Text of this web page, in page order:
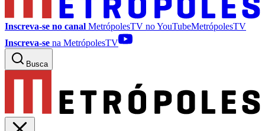
Inscreva-se no canal MetrópolesTV noYouTubeMetrópolesTV
Inscreva-se na MetrópolesTV
Busca